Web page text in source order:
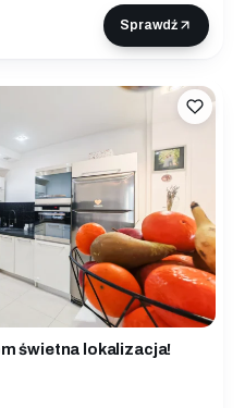
Sprawdź
świetna lokalizacja!